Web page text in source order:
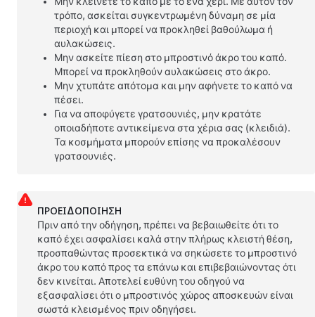
τρόπο, ασκείται συγκεντρωμένη δύναμη σε μία
περιοχή και μπορεί να προκληθεί βαθούλωμα ή
αυλακώσεις.
Μην ασκείτε πίεση στο μπροστινό άκρο του καπό.
Μπορεί να προκληθούν αυλακώσεις στο άκρο.
Μην χτυπάτε απότομα και μην αφήνετε το καπό να
πέσει.
Για να αποφύγετε γρατσουνιές, μην κρατάτε
οποιαδήποτε αντικείμενα στα χέρια σας (κλειδιά).
Τα κοσμήματα μπορούν επίσης να προκαλέσουν
γρατσουνιές.
ΠΡΟΕΙΔΟΠΟΊΗΣΗ
Πριν από την οδήγηση, πρέπει να βεβαιωθείτε ότι το
καπό έχει ασφαλίσει καλά στην πλήρως κλειστή θέση,
προσπαθώντας προσεκτικά να σηκώσετε το μπροστινό
άκρο του καπό προς τα επάνω και επιβεβαιώνοντας ότι
δεν κινείται. Αποτελεί ευθύνη του οδηγού να
εξασφαλίσει ότι ο μπροστινός χώρος αποσκευών είναι
σωστά κλεισμένος πριν οδηγήσει.